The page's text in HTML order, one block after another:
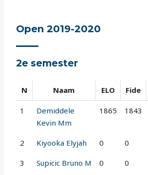
Open 2019-2020
2e semester
N Naam ELO Fide
1
Demiddele
Kevin Mm
1865 1843
2 Kiyooka Elyjah 0 0
3 Supicic Bruno M 0 0